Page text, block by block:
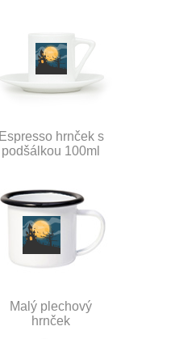
Espresso hrnček s
podšálkou 100ml
Malý plechový
hrnček